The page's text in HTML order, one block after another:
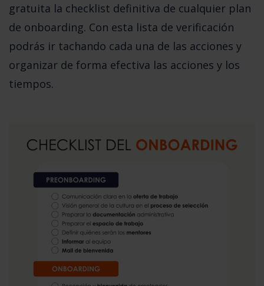
gratuita la checklist definitiva de cualquier plan
de onboarding. Con esta lista de verificación
podrás ir tachando cada una de las acciones y
organizar de forma efectiva las acciones y los
tiempos.